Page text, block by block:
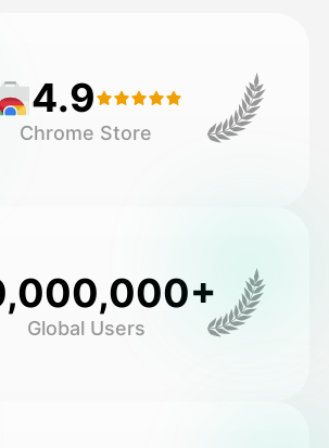
4.9
Chrome Store
Global Users